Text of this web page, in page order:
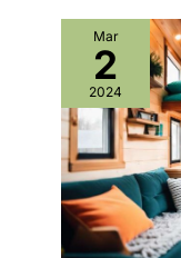
Mar
2
2024